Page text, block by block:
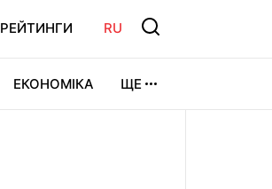
РЕЙТИНГИ RU
ЕКОНОМІКА ЩЕ